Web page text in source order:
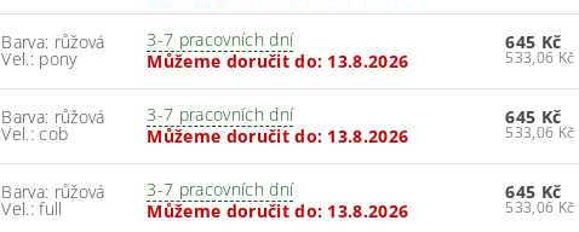
Barva: růžová
Vel.: pony
3-7 pracovních dní
Můžeme doručit do: 13.8.2026
645 Kč
Barva: růžová
Vel.: cob
3-7 pracovních dní
Můžeme doručit do: 13.8.2026
645 Kč
Barva: růžová
Vel.: full
3-7 pracovních dní
Můžeme doručit do: 13.8.2026
645 Kč